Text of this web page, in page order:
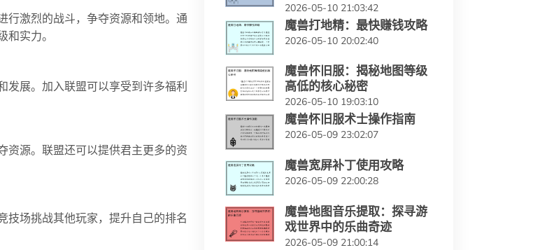
行激烈的战斗，争夺资源和领地。通
实力。
发展。加入联盟可以享受到许多福利
资源。联盟还可以提供君主更多的资
技场挑战其他玩家，提升自己的排名
2026-05-10 21:03:42
魔兽打地精：最快赚钱攻略
2026-05-10 20:02:40
魔兽怀旧服：揭秘地图等级
高低的核心秘密
2026-05-10 19:03:10
魔兽怀旧服术士操作指南
2026-05-09 23:02:07
魔兽宽屏补丁使用攻略
2026-05-09 22:00:28
魔兽地图音乐提取：探寻游
戏世界中的乐曲奇迹
2026-05-09 21:00:14